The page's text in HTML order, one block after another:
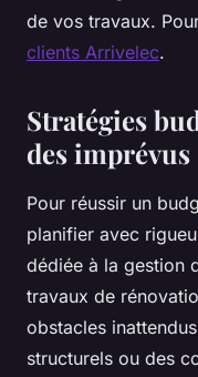
de vos travaux.
clients Arrivelec.
Stratégies
des imprévus
Pour réussir un
planifier avec
dédiée à la gestion
travaux de
obstacles
structurels ou des